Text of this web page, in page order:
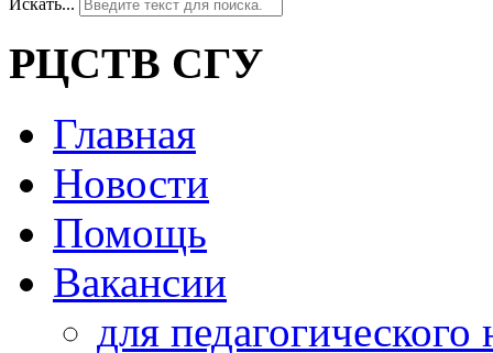
Искать...
РЦСТВ СГУ
Главная
Новости
Помощь
Вакансии
для